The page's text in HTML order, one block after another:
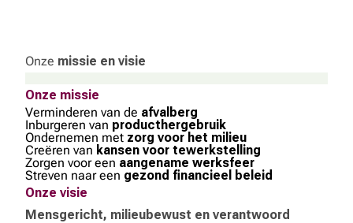
Onze missie en visie
Onze missie
Verminderen van de afvalberg
Inburgeren van producthergebruik
Ondernemen met zorg voor het milieu
Creëren van kansen voor tewerkstelling
Zorgen voor een aangename werksfeer
Streven naar een gezond financieel beleid
Onze visie
Mensgericht, milieubewust en verantwoord